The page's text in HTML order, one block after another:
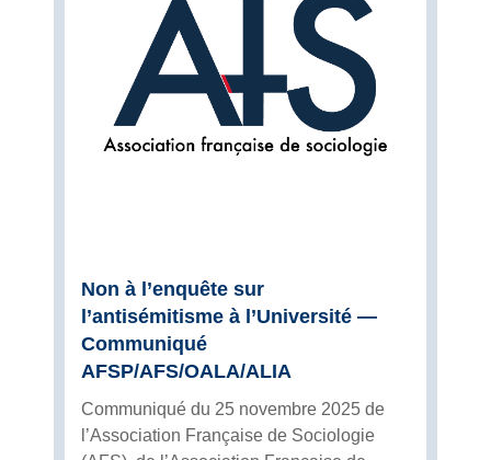
Non à l’enquête sur
l’antisémitisme à l’Université —
Communiqué
AFSP/AFS/OALA/ALIA
Communiqué du 25 novembre 2025 de
l’Association Française de Sociologie